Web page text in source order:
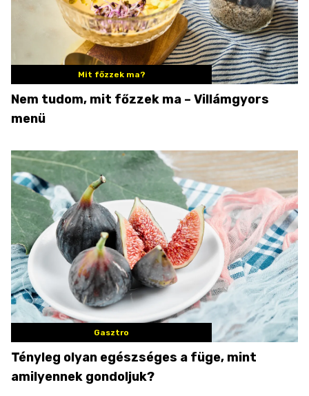
Mit főzzek ma?
Nem tudom, mit főzzek ma – Villámgyors
menü
Gasztro
Tényleg olyan egészséges a füge, mint
amilyennek gondoljuk?